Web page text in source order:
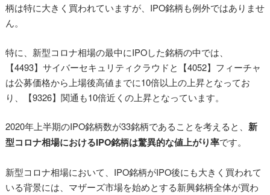
柄は特に大きく買われていますが、IPO銘柄も例外ではありませ
ん。
特に、新型コロナ相場の最中にIPOした銘柄の中では、
【4493】サイバーセキュリティクラウドと【4052】フィーチャ
は公募価格から上場後高値までに10倍以上の上昇となってお
り、【9326】関通も10倍近くの上昇となっています。
2020年上半期のIPO銘柄数が33銘柄であることを考えると、 新
型コロナ相場におけるIPO銘柄は驚異的な値上がり率です。
新型コロナ相場において、IPO銘柄がIPO後にも大きく買われて
いる背景には、マザーズ市場を始めとする新興銘柄全体が買わ